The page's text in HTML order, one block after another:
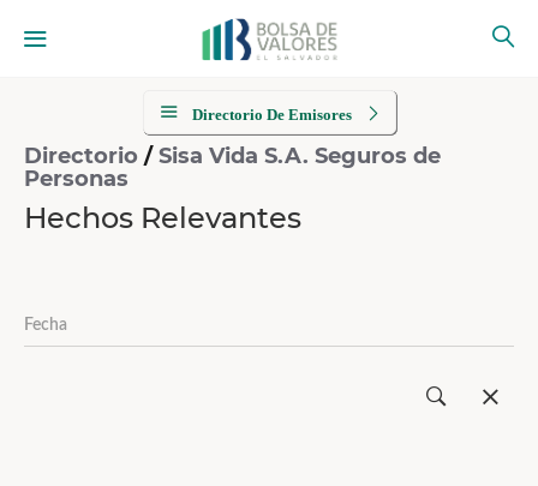
Directorio De Emisores
Directorio /Sisa Vida S.A. Seguros de
Personas
Hechos Relevantes